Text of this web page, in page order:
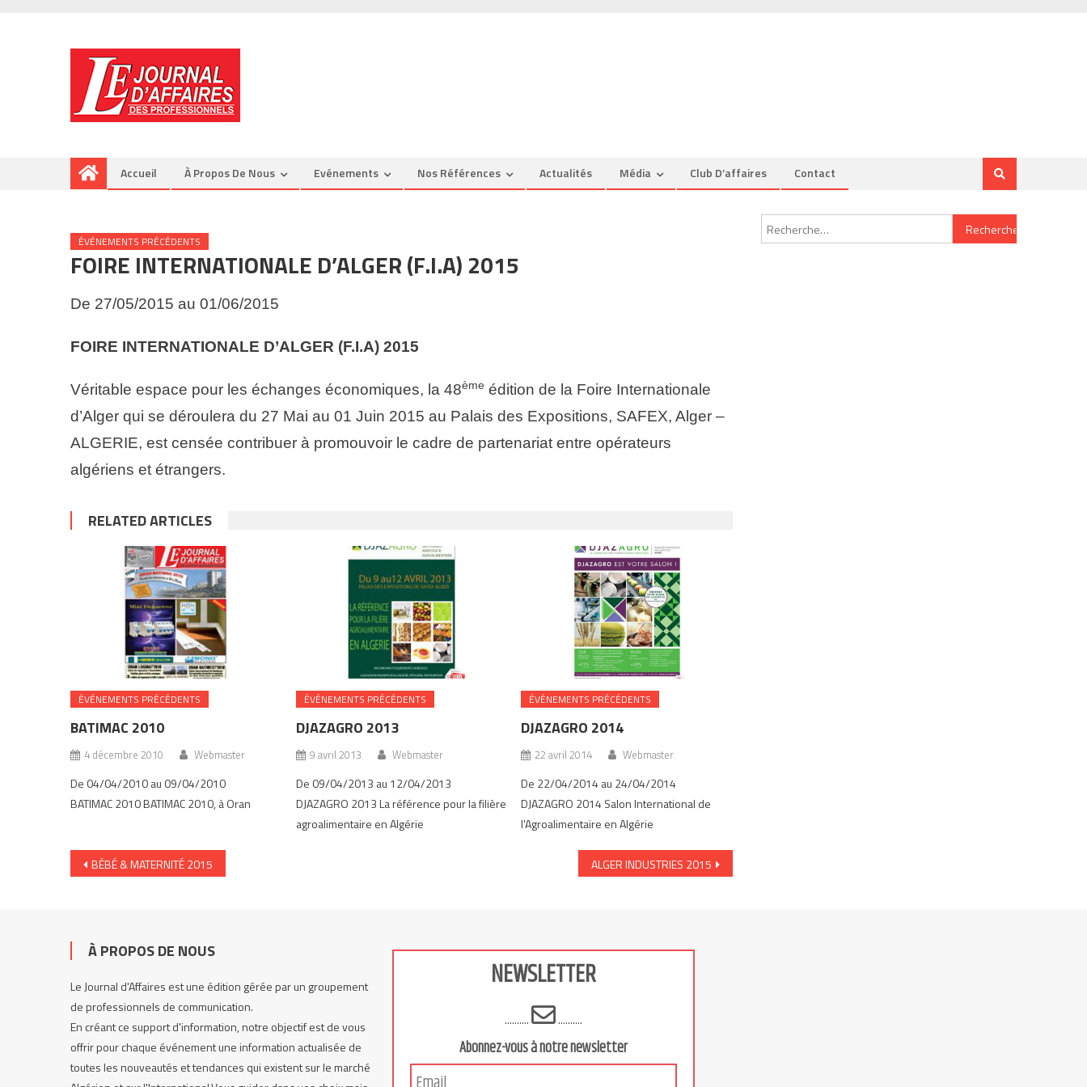
Accueil À Propos De Nous Evénements Nos Références Actualités Média Club D’affaires Contact
ÉVÉNEMENTS PRÉCÉDENTS
FOIRE INTERNATIONALE D’ALGER (F.I.A) 2015
De 27/05/2015 au 01/06/2015
FOIRE INTERNATIONALE D’ALGER (F.I.A) 2015
Véritable espace pour les échanges économiques, la 48ème édition de la Foire Internationale
d’Alger qui se déroulera du 27 Mai au 01 Juin 2015 au Palais des Expositions, SAFEX, Alger –
ALGERIE, est censée contribuer à promouvoir le cadre de partenariat entre opérateurs
algériens et étrangers.
RELATED ARTICLES
ÉVÉNEMENTS PRÉCÉDENTS
BATIMAC 2010
4 décembre 2010 Webmaster
De 04/04/2010 au 09/04/2010
BATIMAC 2010 BATIMAC 2010, à Oran
ÉVÉNEMENTS PRÉCÉDENTS
DJAZAGRO 2013
9 avril 2013 Webmaster
De 09/04/2013 au 12/04/2013
DJAZAGRO 2013 La référence pour la filière
agroalimentaire en Algérie
ÉVÉNEMENTS PRÉCÉDENTS
DJAZAGRO 2014
22 avril 2014 Webmaster
De 22/04/2014 au 24/04/2014
DJAZAGRO 2014 Salon International de
l'Agroalimentaire en Algérie
Navigation de l’article
BÉBÉ & MATERNITÉ 2015 ALGER INDUSTRIES 2015
Rechercher :
À PROPOS DE NOUS
Le Journal d'Affaires est une édition gérée par un groupement
de professionnels de communication.
En créant ce support d'information, notre objectif est de vous
offrir pour chaque événement une information actualisée de
toutes les nouveautés et tendances qui existent sur le marché
NEWSLETTER
.......... ..........
Abonnez-vous à notre newsletter